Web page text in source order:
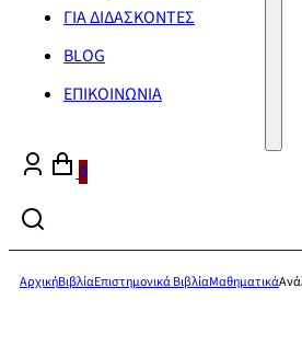
ΓΙΑ ΔΙΔΑΣΚΟΝΤΕΣ
BLOG
ΕΠΙΚΟΙΝΩΝΙΑ
0
ΑρχικήΒιβλίαΕπιστημονικά ΒιβλίαΜαθηματικά